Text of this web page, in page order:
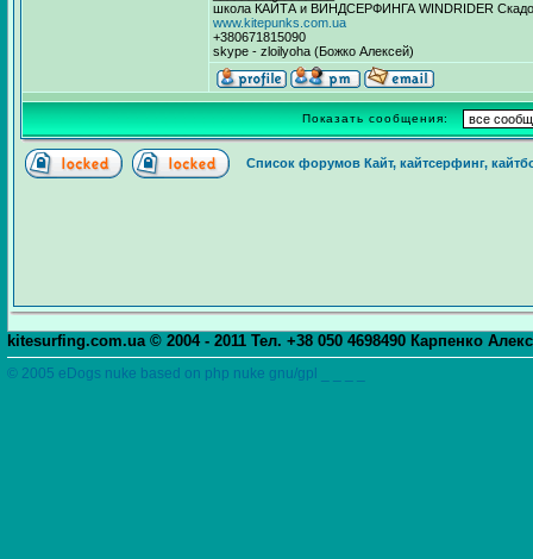
школа КАЙТА и ВИНДСЕРФИНГА WINDRIDER
www.kitepunks.com.ua
+380671815090
skype - zloilyoha (Божко Алексей)
Показать сообщения:
Список форумов Кайт, кайтсерфинг,
kitesurfing.com.ua © 2004 - 2011 Тел. +38 050 4698490 Карпенко
© 2005 eDogs nuke based on php nuke gnu/gpl _ _ _ _